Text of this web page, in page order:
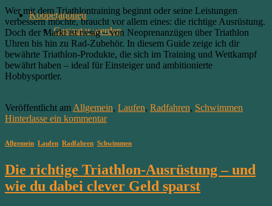
Kooperationen
Gastautor werden
Wer mit dem Triathlontraining beginnt oder seine Leistungen
verbessern möchte, braucht vor allem eines: die richtige Ausrüstung.
Doch der Markt ist riesig – von Neoprenanzügen über Triathlon
Uhren bis hin zu Rad-Zubehör. In diesem Guide zeige ich dir
bewährte Triathlon-Produkte, die sich im Training und Wettkampf
bewährt haben – ideal für Einsteiger und ambitionierte
Hobbysportler.
Veröffentlicht am Allgemein, Laufen, Radfahren, Schwimmen
Hinterlasse ein kommentar
Allgemein Laufen Radfahren Schwimmen
Die richtige Triathlon-Ausrüstung – und
wie du dabei clever Geld sparst